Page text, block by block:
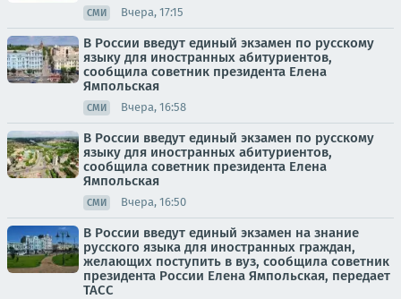
СМИ Вчера, 17:15
В России введут единый экзамен по русскому
языку для иностранных абитуриентов,
сообщила советник президента Елена
Ямпольская
СМИ Вчера, 16:58
В России введут единый экзамен по русскому
языку для иностранных абитуриентов,
сообщила советник президента Елена
Ямпольская
СМИ Вчера, 16:50
В России введут единый экзамен на знание
русского языка для иностранных граждан,
желающих поступить в вуз, сообщила советник
президента России Елена Ямпольская, передает
ТАСС